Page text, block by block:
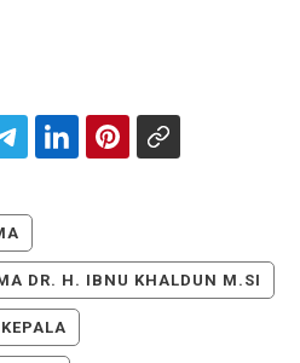
DR. H. IBNU KHALDUN M.SI